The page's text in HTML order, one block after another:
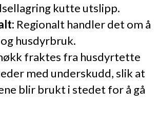
kutte utslipp.
Regionalt handler det om å
husdyrbruk.
fraktes fra husdyrtette
med underskudd, slik at
blir brukt i stedet for å gå